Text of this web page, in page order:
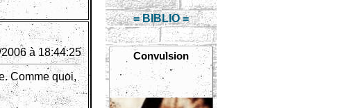
= BIBLIO =
Convulsion
à 18:44:25
Comme quoi,